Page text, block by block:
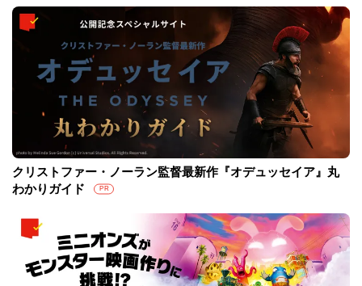
クリストファー・ノーラン監督最新作『オデュッセイア』丸
わかりガイド
PR